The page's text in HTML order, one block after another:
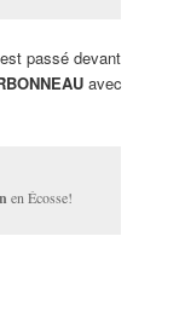
passé devant
avec
en Écosse!